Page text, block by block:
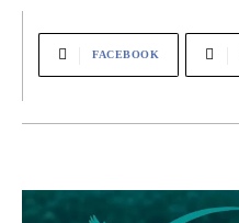
FACEBOOK